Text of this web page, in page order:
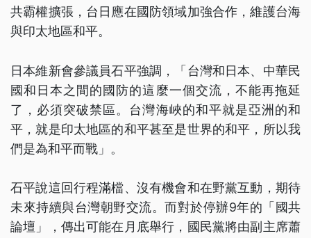
共霸權擴張，台日應在國防領域加強合作，維護台海
與印太地區和平。
日本維新會參議員石平強調，「台灣和日本、中華民
國和日本之間的國防的這麼一個交流，不能再拖延
了，必須突破禁區。台灣海峽的和平就是亞洲的和
平，就是印太地區的和平甚至是世界的和平，所以我
們是為和平而戰」。
石平說這回行程滿檔、沒有機會和在野黨互動，期待
未來持續與台灣朝野交流。而對於停辦9年的「國共
論壇」，傳出可能在月底舉行，國民黨將由副主席蕭